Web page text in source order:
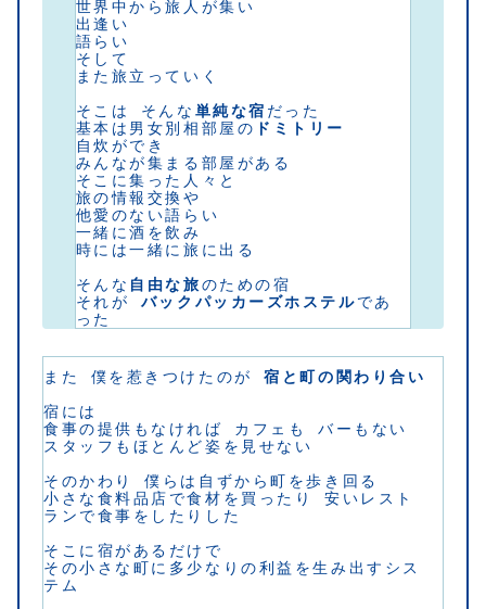
世界中から旅人が集い
出逢い
語らい
そして
また旅立っていく
そこは そんな 単純な宿 だった
基本は男女別相部屋の ドミトリー
自炊ができ
みんなが集まる部屋がある
そこに集った人々と
旅の情報交換や
他愛のない語らい
一緒に酒を飲み
時には一緒に旅に出る
そんな 自由な旅のための宿
それが バックパッカーズホステルであ
った
また 僕を惹きつけたのが 宿と町の関わり合い
宿には
食事の提供もなければ カフェも バーもない
スタッフもほとんど姿を見せない
そのかわり 僕らは自ずから町を歩き回る
小さな食料品店で食材を買ったり 安いレスト
ランで食事をしたりした
そこに宿があるだけで
その小さな町に多少なりの利益を生み出すシス
テム